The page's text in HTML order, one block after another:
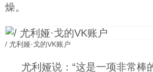
燥。
/ 尤利娅·戈的VK账户
尤利娅说：“这是一项非常棒